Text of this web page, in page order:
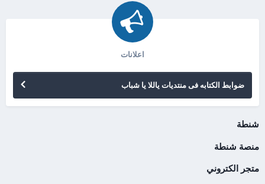
اعلانات
ضوابط الكتابه فى منتديات ياللا يا شباب
شنطة
منصة شنطة
متجر الكتروني